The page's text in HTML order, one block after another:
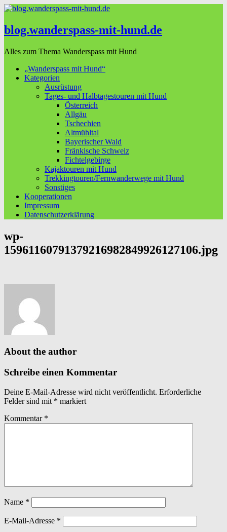
blog.wanderspass-mit-hund.de
Alles zum Thema Wanderspass mit Hund
„Wanderspass mit Hund“
Kategorien
Ausrüstung
Tages- und Halbtagestouren mit Hund
Österreich
Allgäu
Tschechien
Altmühltal
Bayerischer Wald
Fränkische Schweiz
Fichtelgebirge
Kajaktouren mit Hund
Trekkingtouren/Fernwanderwege mit Hund
Sonstiges
Kooperationen
Impressum
Datenschutzerklärung
wp-
15961160791379216982849926127106.jpg
About the author
Schreibe einen Kommentar
Deine E-Mail-Adresse wird nicht veröffentlicht. Erforderliche
Felder sind mit * markiert
Kommentar *
Name *
E-Mail-Adresse *